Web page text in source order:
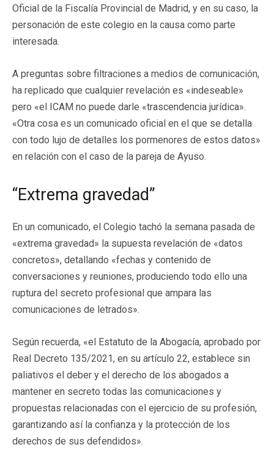
Oficial de la Fiscalía Provincial de Madrid, y en su caso, la
personación de este colegio en la causa como parte
interesada.
A preguntas sobre filtraciones a medios de comunicación,
ha replicado que cualquier revelación es «indeseable»
pero «el ICAM no puede darle «trascendencia jurídica».
«Otra cosa es un comunicado oficial en el que se detalla
con todo lujo de detalles los pormenores de estos datos»
en relación con el caso de la pareja de Ayuso.
“Extrema gravedad”
En un comunicado, el Colegio tachó la semana pasada de
«extrema gravedad» la supuesta revelación de «datos
concretos», detallando «fechas y contenido de
conversaciones y reuniones, produciendo todo ello una
ruptura del secreto profesional que ampara las
comunicaciones de letrados».
Según recuerda, «el Estatuto de la Abogacía, aprobado por
Real Decreto 135/2021, en su artículo 22, establece sin
paliativos el deber y el derecho de los abogados a
mantener en secreto todas las comunicaciones y
propuestas relacionadas con el ejercicio de su profesión,
garantizando así la confianza y la protección de los
derechos de sus defendidos».